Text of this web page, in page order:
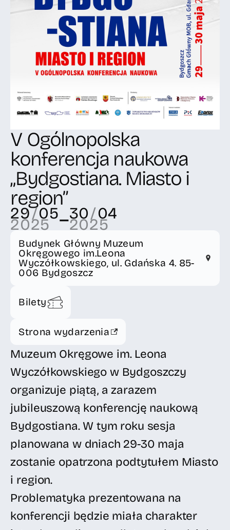
V Ogólnopolska
konferencja naukowa
„Bydgostiana. Miasto i
region”
29/05
2025 –30/04
2025
Budynek Główny Muzeum
Okręgowego im.Leona
Wyczółkowskiego, ul. Gdańska 4. 85-
006 Bydgoszcz
Bilety
Strona wydarzenia
Muzeum Okręgowe im. Leona
Wyczółkowskiego w Bydgoszczy
organizuje piątą, a zarazem
jubileuszową konferencję naukową
Bydgostiana. W tym roku sesja
planowana w dniach 29-30 maja
zostanie opatrzona podtytułem Miasto
i region.
Problematyka prezentowana na
konferencji będzie miała charakter